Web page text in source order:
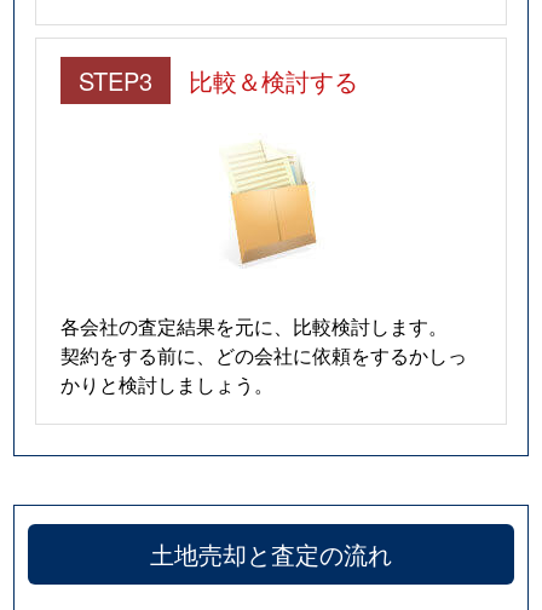
STEP3 比較＆検討する
各会社の査定結果を元に、比較検討します。
契約をする前に、どの会社に依頼をするかしっ
かりと検討しましょう。
土地売却と査定の流れ